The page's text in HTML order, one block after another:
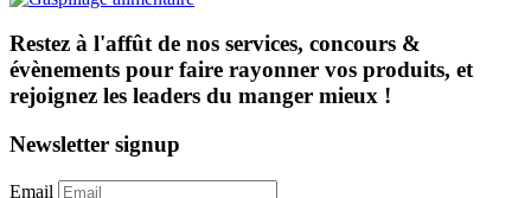
Restez à l'affût de nos services, concours &
évènements pour faire rayonner vos produits, et
rejoignez les leaders du manger mieux !
Newsletter signup
Email